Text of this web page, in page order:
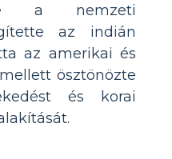
a nemzeti
az indián
az amerikai és
ösztönözte
és korai